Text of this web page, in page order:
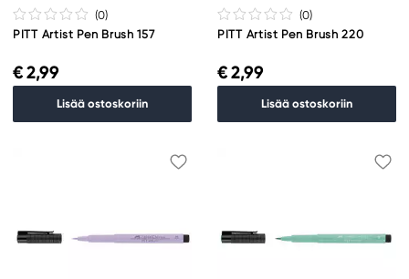
(0)
PITT Artist Pen Brush 157
€ 2,99
Lisää ostoskoriin
(0)
PITT Artist Pen Brush 220
€ 2,99
Lisää ostoskoriin